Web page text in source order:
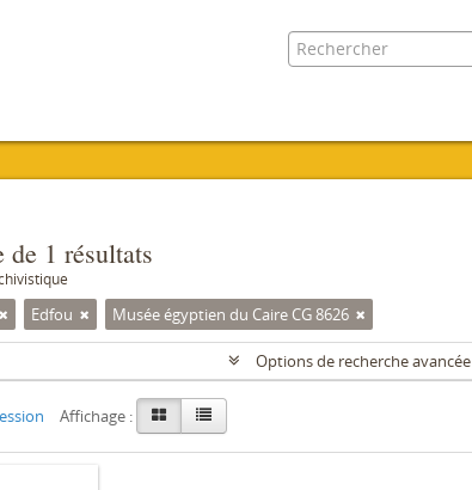
de 1 résultats
Edfou Musée égyptien du Caire CG 8626
Options de recherche avancée
Affichage :